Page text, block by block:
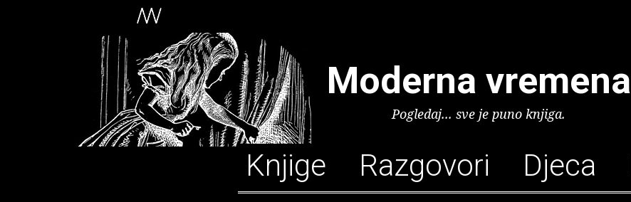
Moderna vremena
Pogledaj... sve je puno knjiga.
Knjige Razgovori Djeca